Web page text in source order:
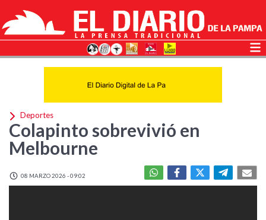
Deportes
Colapinto sobrevivió en
Melbourne
08 MARZO 2026 - 09:02